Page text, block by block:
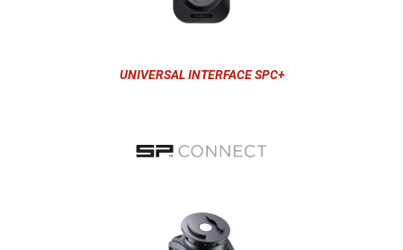
UNIVERSAL INTERFACE SPC+